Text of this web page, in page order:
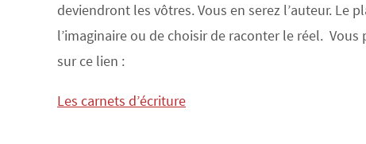
deviendront les vôtres. Vous en serez l’auteur. Le
l’imaginaire ou de choisir de raconter le réel.
sur ce lien :
Les carnets d’écriture